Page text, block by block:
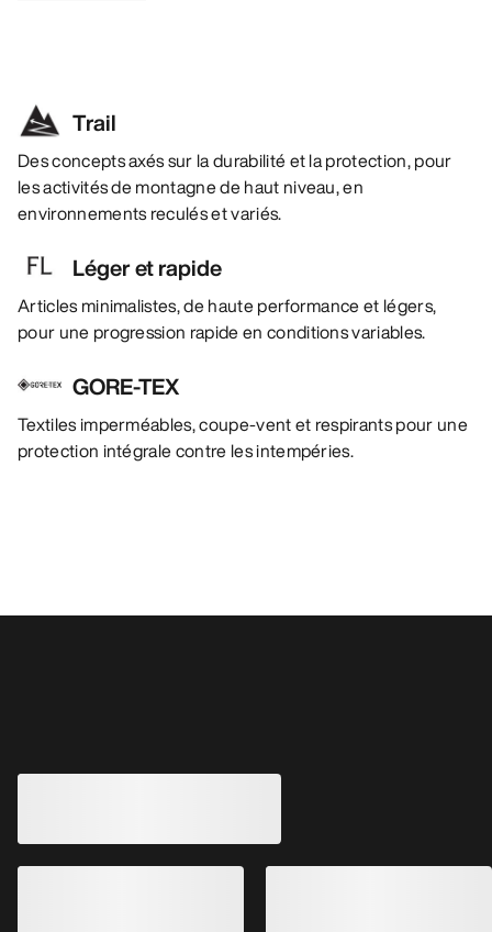
Trail
Des concepts axés sur la durabilité et la protection, pour
les activités de montagne de haut niveau, en
environnements reculés et variés.
Léger et rapide
Articles minimalistes, de haute performance et légers,
pour une progression rapide en conditions variables.
GORE-TEX
Textiles imperméables, coupe-vent et respirants pour une
protection intégrale contre les intempéries.
Chaussure mi-montante imperméable
pour la randonnée et le trekking
GORE-TEX